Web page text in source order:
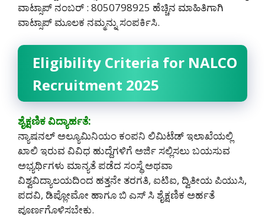
ವಾಟ್ಸಾಪ್ ನಂಬರ್ : 8050798925 ಹೆಚ್ಚಿನ ಮಾಹಿತಿಗಾಗಿ
ವಾಟ್ಸಾಪ್ ಮೂಲಕ ನಮ್ಮನ್ನು ಸಂಪರ್ಕಿಸಿ.
Eligibility Criteria for NALCO
Recruitment 2025
ಶೈಕ್ಷಣಿಕ ವಿದ್ಯಾರ್ಹತೆ:
ನ್ಯಾಷನಲ್ ಅಲ್ಯೂಮಿನಿಯಂ ಕಂಪನಿ ಲಿಮಿಟೆಡ್ ಇಲಾಖೆಯಲ್ಲಿ
ಖಾಲಿ ಇರುವ ವಿವಿಧ ಹುದ್ದೆಗಳಿಗೆ ಅರ್ಜಿ ಸಲ್ಲಿಸಲು ಬಯಸುವ
ಅಭ್ಯರ್ಥಿಗಳು ಮಾನ್ಯತೆ ಪಡೆದ ಸಂಸ್ಥೆ ಅಥವಾ
ವಿಶ್ವವಿದ್ಯಾಲಯದಿಂದ ಹತ್ತನೇ ತರಗತಿ, ಐಟಿಐ, ದ್ವಿತೀಯ ಪಿಯುಸಿ,
ಪದವಿ, ಡಿಪ್ಲೋಮೋ ಹಾಗೂ ಬಿ ಎಸ್ ಸಿ ಶೈಕ್ಷಣಿಕ ಅರ್ಹತೆ
ಪೂರ್ಣಗೊಳಿಸಬೇಕು.